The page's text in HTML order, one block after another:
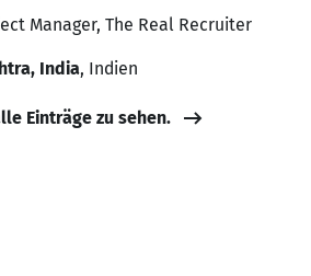
Manager, The Real Recruiter
India, Indien
Einträge zu sehen.